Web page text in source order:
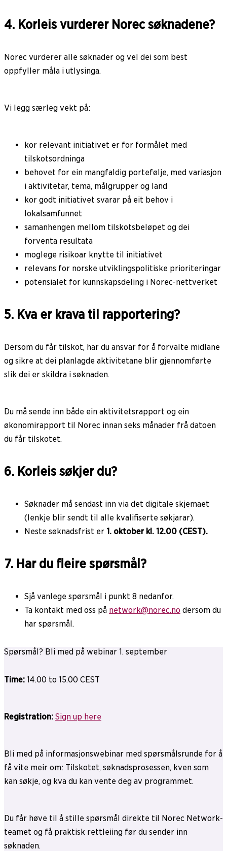
4. Korleis vurderer Norec søknadene?
Norec vurderer alle søknader og vel dei som best
oppfyller måla i utlysinga.
Vi legg særleg vekt på:
kor relevant initiativet er for formålet med
tilskotsordninga
behovet for ein mangfaldig portefølje, med variasjon
i aktivitetar, tema, målgrupper og land
kor godt initiativet svarar på eit behov i
lokalsamfunnet
samanhengen mellom tilskotsbeløpet og dei
forventa resultata
moglege risikoar knytte til initiativet
relevans for norske utviklingspolitiske prioriteringar
potensialet for kunnskapsdeling i Norec-nettverket
5. Kva er krava til rapportering?
Dersom du får tilskot, har du ansvar for å forvalte midlane
og sikre at dei planlagde aktivitetane blir gjennomførte
slik dei er skildra i søknaden.
Du må sende inn både ein aktivitetsrapport og ein
økonomirapport til Norec innan seks månader frå datoen
du får tilskotet.
6. Korleis søkjer du?
Søknader må sendast inn via det digitale skjemaet
(lenkje blir sendt til alle kvalifiserte søkjarar).
Neste søknadsfrist er 1. oktober kl. 12.00 (CEST).
7. Har du fleire spørsmål?
Sjå vanlege spørsmål i punkt 8 nedanfor.
Ta kontakt med oss på network@norec.no dersom du
har spørsmål.
Spørsmål? Bli med på webinar 1. september
Time: 14.00 to 15.00 CEST
Registration: Sign up here
Bli med på informasjonswebinar med spørsmålsrunde for å
få vite meir om: Tilskotet, søknadsprosessen, kven som
kan søkje, og kva du kan vente deg av programmet.
Du får høve til å stille spørsmål direkte til Norec Network-
teamet og få praktisk rettleiing før du sender inn
søknaden.